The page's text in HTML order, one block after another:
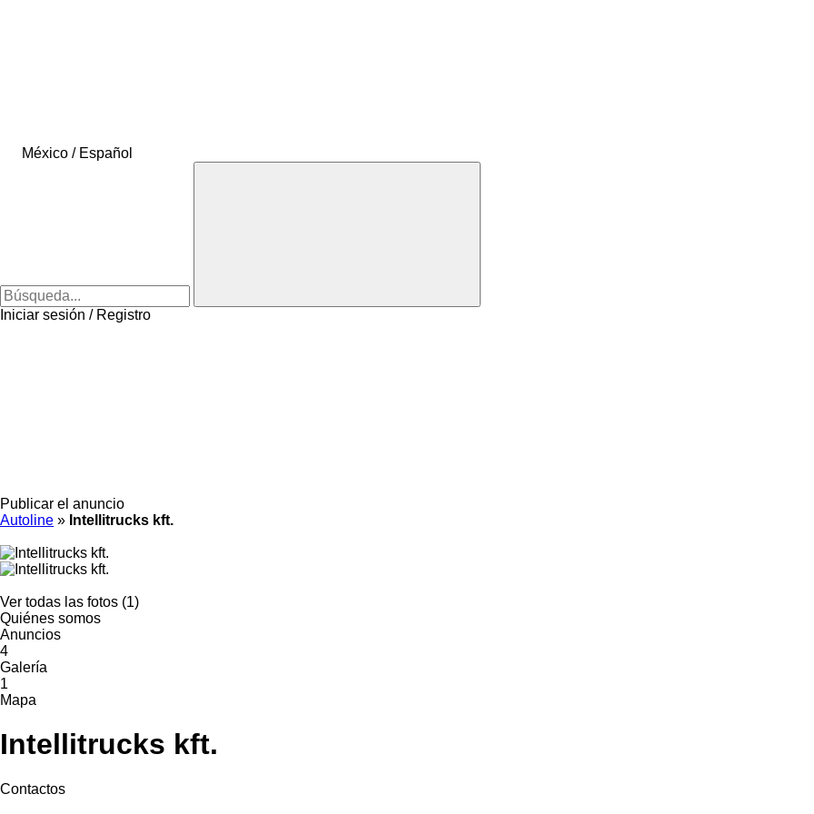
México / Español
Iniciar sesión / Registro
Publicar el anuncio
Autoline » Intellitrucks kft.
Ver todas las fotos (1)
Quiénes somos
Anuncios
4
Galería
1
Mapa
Intellitrucks kft.
Contactos